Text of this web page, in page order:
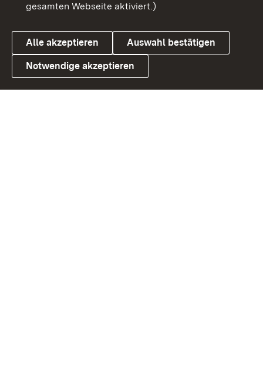
Link zum Landesportal
Cookies
gesamten Webseite aktiviert.)
Alle akzeptieren Auswahl bestätigen
Notwendige akzeptieren